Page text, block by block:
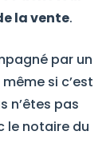
la vente.
par un
si c’est
n’êtes pas
le notaire du